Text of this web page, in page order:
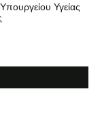
Υγείας